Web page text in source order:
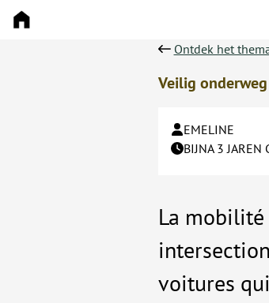
Ontdek het
Veilig
EMELINE
BIJNA 3 JAREN
La
voitures